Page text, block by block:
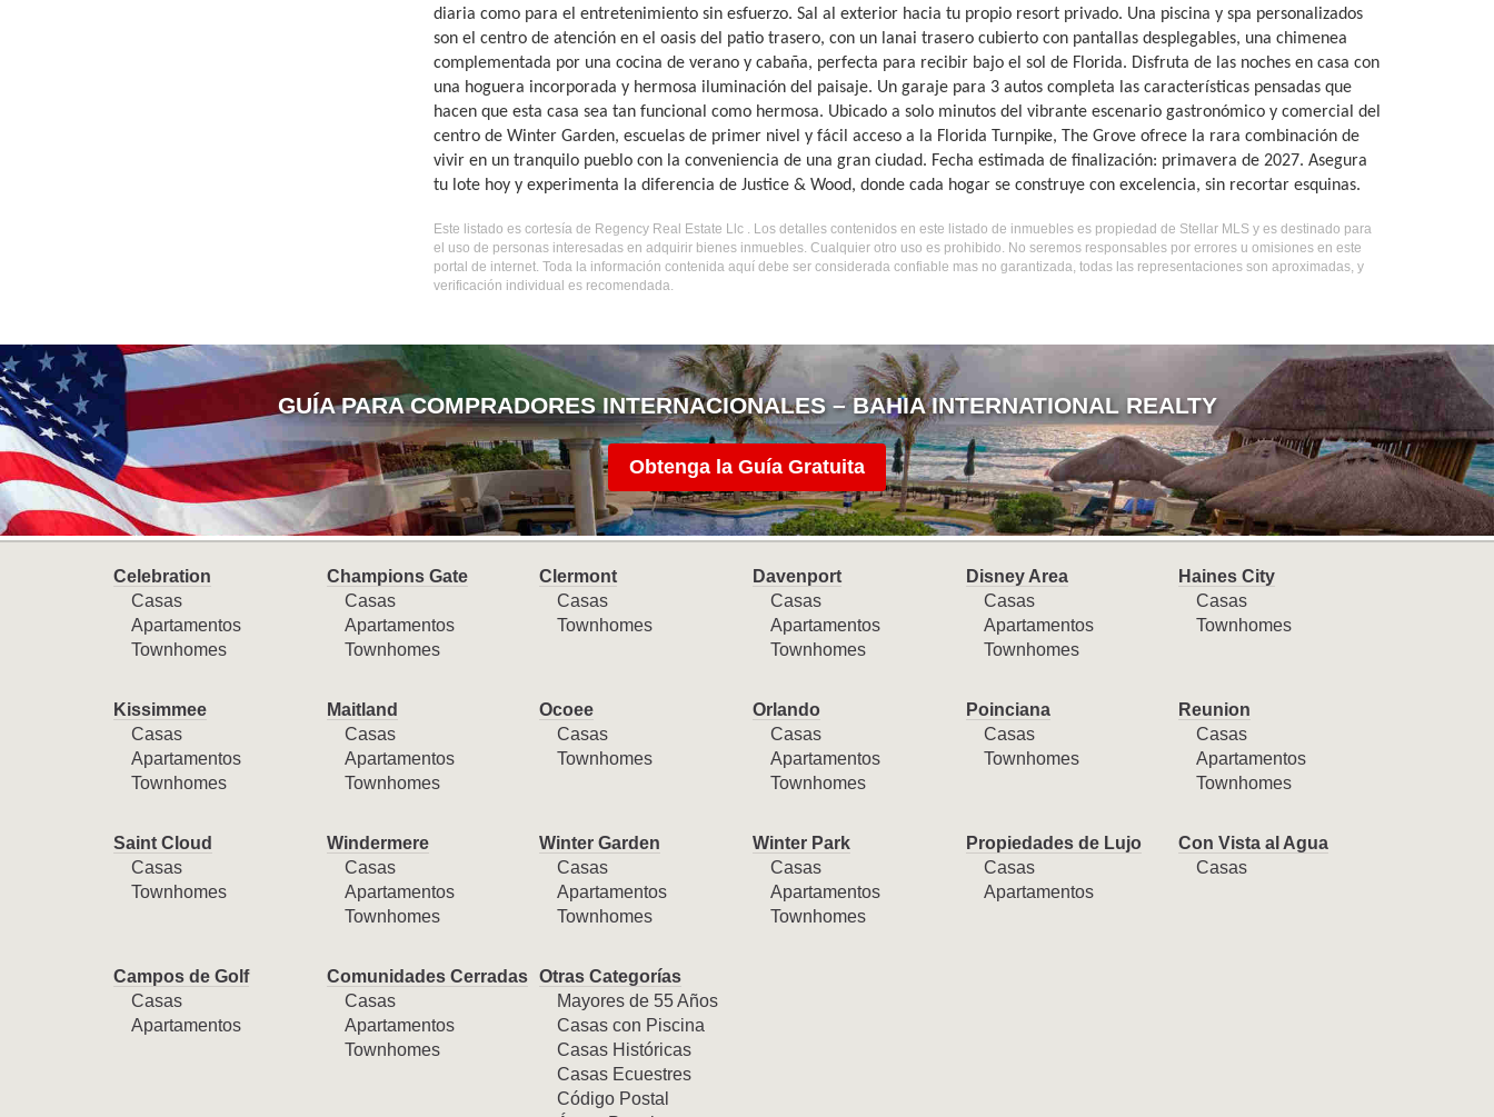
diaria como para el entretenimiento sin esfuerzo. Sal al exterior hacia tu propio resort privado. Una piscina y spa personalizados
son el centro de atención en el oasis del patio trasero, con un lanai trasero cubierto con pantallas desplegables, una chimenea
complementada por una cocina de verano y cabaña, perfecta para recibir bajo el sol de Florida. Disfruta de las noches en casa con
una hoguera incorporada y hermosa iluminación del paisaje. Un garaje para 3 autos completa las características pensadas que
hacen que esta casa sea tan funcional como hermosa. Ubicado a solo minutos del vibrante escenario gastronómico y comercial del
centro de Winter Garden, escuelas de primer nivel y fácil acceso a la Florida Turnpike, The Grove ofrece la rara combinación de
vivir en un tranquilo pueblo con la conveniencia de una gran ciudad. Fecha estimada de finalización: primavera de 2027. Asegura
tu lote hoy y experimenta la diferencia de Justice & Wood, donde cada hogar se construye con excelencia, sin recortar esquinas.
Este listado es cortesía de Regency Real Estate Llc . Los detalles contenidos en este listado de inmuebles es propiedad de Stellar MLS y es destinado para
el uso de personas interesadas en adquirir bienes inmuebles. Cualquier otro uso es prohibido. No seremos responsables por errores u omisiones en este
portal de internet. Toda la información contenida aquí debe ser considerada confiable mas no garantizada, todas las representaciones son aproximadas, y
verificación individual es recomendada.
GUÍA PARA COMPRADORES INTERNACIONALES – BAHIA INTERNATIONAL REALTY
Obtenga la Guía Gratuita
Celebration
Casas
Apartamentos
Townhomes
Champions Gate
Casas
Apartamentos
Townhomes
Clermont
Casas
Townhomes
Davenport
Casas
Apartamentos
Townhomes
Disney Area
Casas
Apartamentos
Townhomes
Haines City
Casas
Townhomes
Kissimmee
Casas
Apartamentos
Townhomes
Maitland
Casas
Apartamentos
Townhomes
Ocoee
Casas
Townhomes
Orlando
Casas
Apartamentos
Townhomes
Poinciana
Casas
Townhomes
Reunion
Casas
Apartamentos
Townhomes
Saint Cloud
Casas
Townhomes
Windermere
Casas
Apartamentos
Townhomes
Winter Garden
Casas
Apartamentos
Townhomes
Winter Park
Casas
Apartamentos
Townhomes
Propiedades de Lujo
Casas
Apartamentos
Con Vista al Agua
Casas
Campos de Golf
Casas
Apartamentos
Comunidades Cerradas
Casas
Apartamentos
Townhomes
Otras Categorías
Mayores de 55 Años
Casas con Piscina
Casas Históricas
Casas Ecuestres
Código Postal